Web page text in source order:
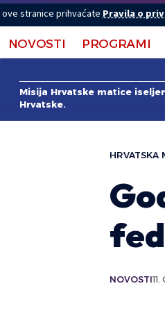
stranice prihvaćate Pravila o
NOVOSTI PROGRAMI
Misija Hrvatske matice
Hrvatske.
HRVATSKA
NOVOSTI